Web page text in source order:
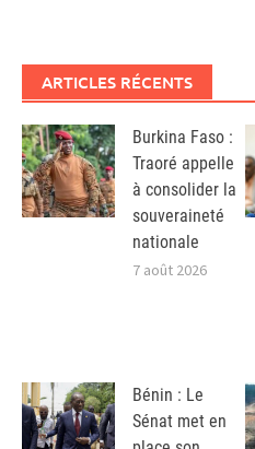
ARTICLES RÉCENTS
Burkina Faso :
Traoré appelle
à consolider la
souveraineté
nationale
7 août 2026
Bénin : Le
Sénat met en